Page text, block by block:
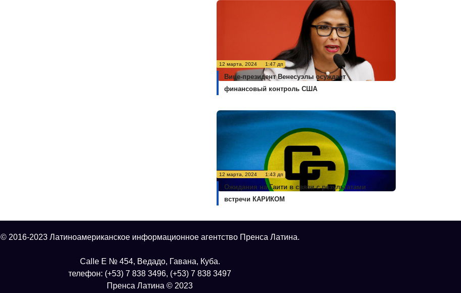
12 марта, 2024 1:47 дп
Вице-президент Венесуэлы осуждает
финансовый контроль США
12 марта, 2024 1:43 дп
Ожидания на Гаити в связи с результатами
встречи КАРИКОМ
© 2016-2023 Латиноамериканское информационное агентство Пренса Латина.
Calle E № 454, Ведадо, Гавана, Куба.
телефон: (+53) 7 838 3496, (+53) 7 838 3497
Пренса Латина © 2023